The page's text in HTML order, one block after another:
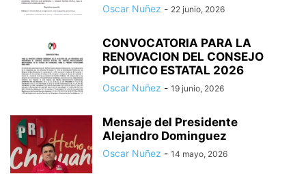
Oscar Nuñez - 22 junio, 2026
CONVOCATORIA PARA LA
RENOVACION DEL CONSEJO
POLITICO ESTATAL 2026
Oscar Nuñez - 19 junio, 2026
Mensaje del Presidente
Alejandro Dominguez
Oscar Nuñez - 14 mayo, 2026